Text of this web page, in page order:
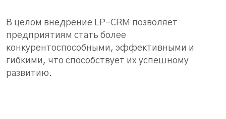
В целом внедрение LP-CRM позволяет
предприятиям стать более
конкурентоспособными, эффективными и
гибкими, что способствует их успешному
развитию.